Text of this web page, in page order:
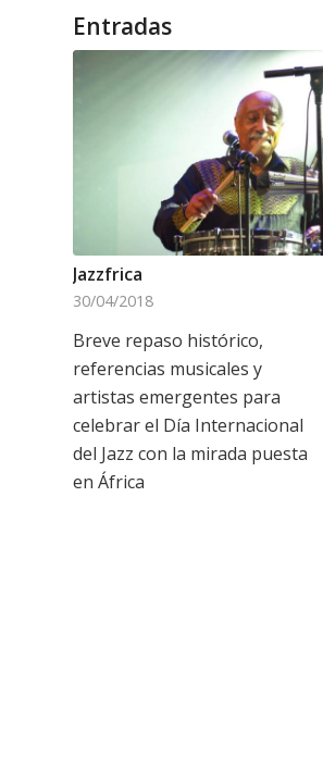
Entradas
Jazzfrica
30/04/2018
Breve repaso histórico,
referencias musicales y
artistas emergentes para
celebrar el Día Internacional
del Jazz con la mirada puesta
en África